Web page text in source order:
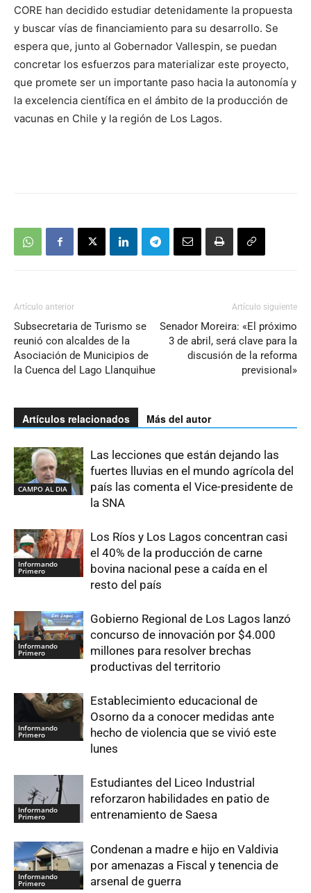
CORE han decidido estudiar detenidamente la propuesta
y buscar vías de financiamiento para su desarrollo. Se
espera que, junto al Gobernador Vallespin, se puedan
concretar los esfuerzos para materializar este proyecto,
que promete ser un importante paso hacia la autonomía y
la excelencia científica en el ámbito de la producción de
vacunas en Chile y la región de Los Lagos.
Artículo anterior
Subsecretaria de Turismo se
reunió con alcaldes de la
Asociación de Municipios de
la Cuenca del Lago Llanquihue
Artículo siguiente
Senador Moreira: «El próximo
3 de abril, será clave para la
discusión de la reforma
previsional»
Artículos relacionados Más del autor
CAMPO AL DIA
Las lecciones que están dejando las
fuertes lluvias en el mundo agrícola del
país las comenta el Vice-presidente de
la SNA
Informando
Primero
Los Ríos y Los Lagos concentran casi
el 40% de la producción de carne
bovina nacional pese a caída en el
resto del país
Informando
Primero
Gobierno Regional de Los Lagos lanzó
concurso de innovación por $4.000
millones para resolver brechas
productivas del territorio
Informando
Primero
Establecimiento educacional de
Osorno da a conocer medidas ante
hecho de violencia que se vivió este
lunes
Informando
Primero
Estudiantes del Liceo Industrial
reforzaron habilidades en patio de
entrenamiento de Saesa
Informando
Primero
Condenan a madre e hijo en Valdivia
por amenazas a Fiscal y tenencia de
arsenal de guerra